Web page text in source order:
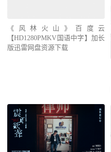
《风林火山》百度云
【HD1280PMKV国语中字】加长
版迅雷网盘资源下载